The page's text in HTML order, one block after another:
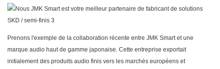
Prenons l'exemple de la collaboration récente entre JMK Smartet une
marque audio haut de gamme japonaise. Cette entreprise exportait
initialement des produits audio finis vers les marchés européens et